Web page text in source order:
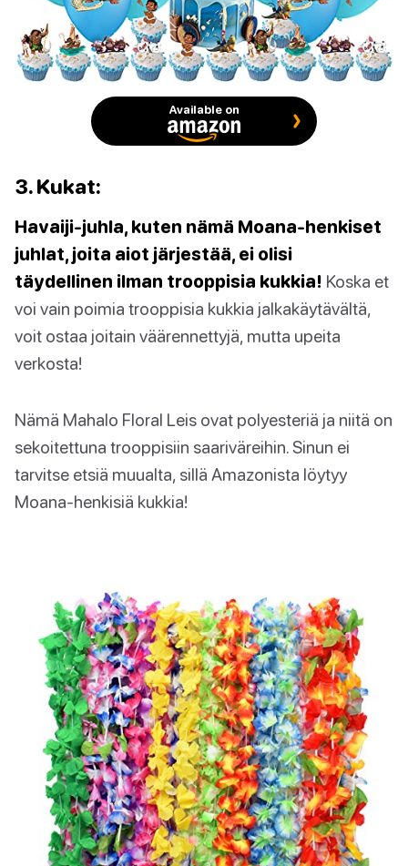
Available on
3. Kukat:
Havaiji-juhla, kuten nämä Moana-henkiset
juhlat, joita aiot järjestää, ei olisi
täydellinen ilman trooppisia kukkia! Koska et
voi vain poimia trooppisia kukkia jalkakäytävältä,
voit ostaa joitain väärennettyjä, mutta upeita
verkosta!
Nämä Mahalo Floral Leis ovat polyesteriä ja niitä on
sekoitettuna trooppisiin saariväreihin. Sinun ei
tarvitse etsiä muualta, sillä Amazonista löytyy
Moana-henkisiä kukkia!